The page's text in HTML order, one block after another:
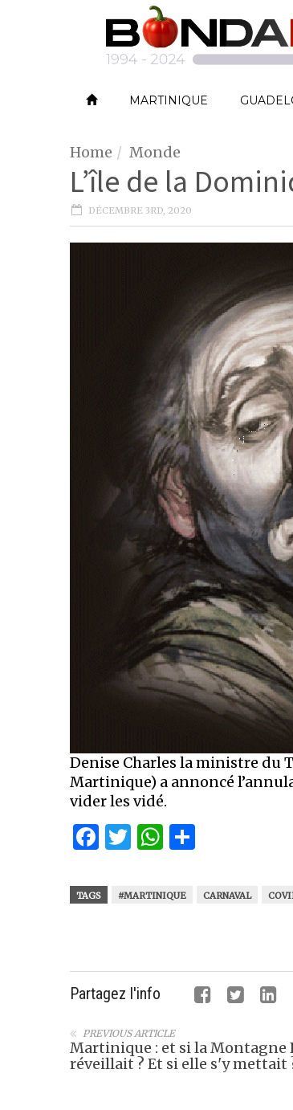
MARTINIQUE
Home Monde
L’île de la
DÉCEMBRE 3RD, 2020
Denise Charles la ministre du
Martinique) a annoncé
vider les vidé.
Facebook
Twitter
WhatsApp
TAGS #MARTINIQUE CARNAVAL
Partagez l'info
PREVIOUS ARTICLE
Martinique : et si la Montagne
réveillait ? Et si elle s'y mettait